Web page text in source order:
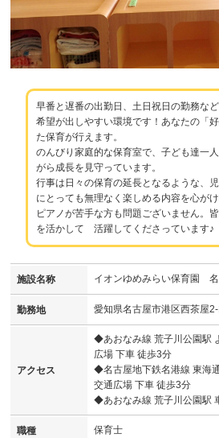
早番と遅番の出勤日、土日祝日の勤務な
希望が出しやすい環境です！あなたの「
た保育が行えます。
のんびり家庭的な保育室で、子ども達一
がら成長を見守っています。
行事は日々の保育の延長となるような、
にとっても無理なく楽しめる内容を心が
ピアノが苦手な方も問題ございません。
を活かして 活躍してくださっています♪
施設名称 イオンゆめみらい保育園
勤務地 愛知県名古屋市港区西茶屋
アクセス
◆あおなみ線 荒子川公園駅
広場 下車 徒歩3分
◆名古屋地下鉄名港線 東海
交通広場 下車 徒歩3分
◆あおなみ線 荒子川公園駅
職種 保育士